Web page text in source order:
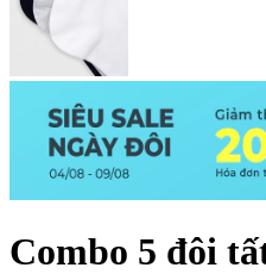
Combo 5 đôi